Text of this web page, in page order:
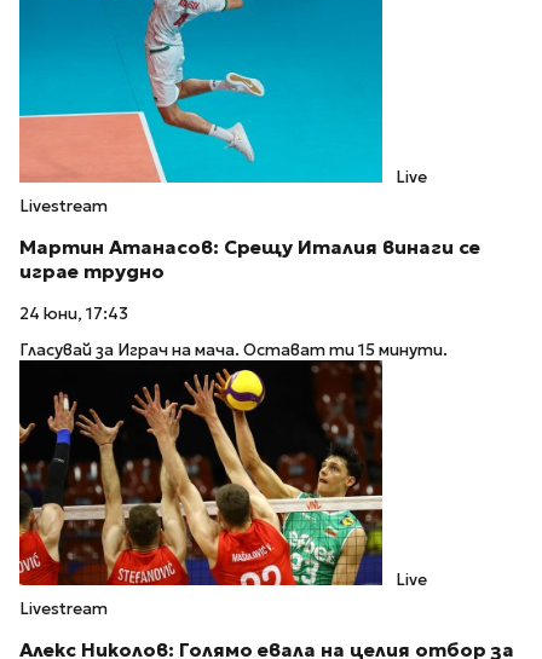
Live
Livestream
Мартин Атанасов: Срещу Италия винаги се
играе трудно
24 юни, 17:43
Гласувай за Играч на мача. Остават ти 15 минути.
Live
Livestream
Алекс Николов: Голямо евала на целия отбор за